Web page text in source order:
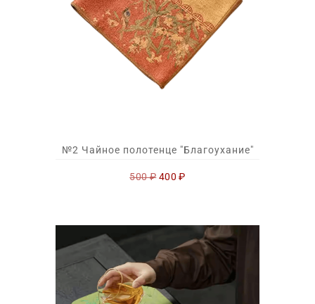
№2 Чайное полотенце "Благоухание"
500₽ Первоначальная
400₽Текущая